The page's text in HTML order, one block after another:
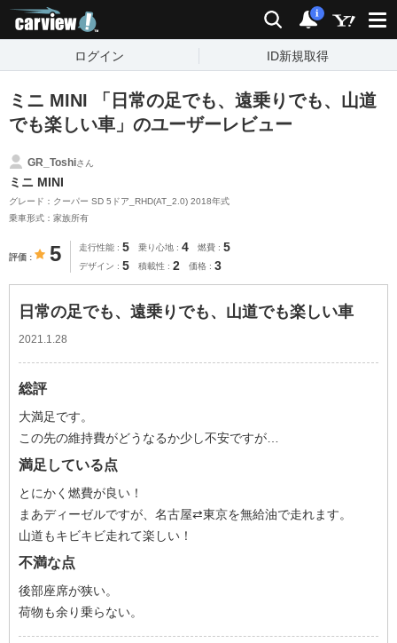
検索 通知
i
ログイン ID新規取得
ミニ MINI 「日常の足でも、遠乗りでも、山道
でも楽しい車」のユーザーレビュー
GR_Toshiさん
ミニ MINI
グレード：クーパー SD 5ドア_RHD(AT_2.0) 2018年式
乗車形式：家族所有
評価 5 走行性能 5 乗り心地 4 燃費 5
デザイン 5 積載性 2 価格 3
日常の足でも、遠乗りでも、山道でも楽しい車
2021.1.28
総評
大満足です。
この先の維持費がどうなるか少し不安ですが…
満足している点
とにかく燃費が良い！
まあディーゼルですが、名古屋⇄東京を無給油で走れます。
山道もキビキビ走れて楽しい！
不満な点
後部座席が狭い。
荷物も余り乗らない。